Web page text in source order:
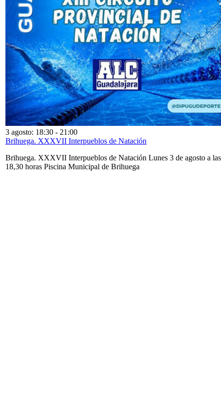
3 agosto: 18:30 - 21:00
Brihuega. XXXVII Interpueblos de Natación
Brihuega. XXXVII Interpueblos de Natación Lunes 3 de agosto a las
18,30 horas Piscina Municipal de Brihuega